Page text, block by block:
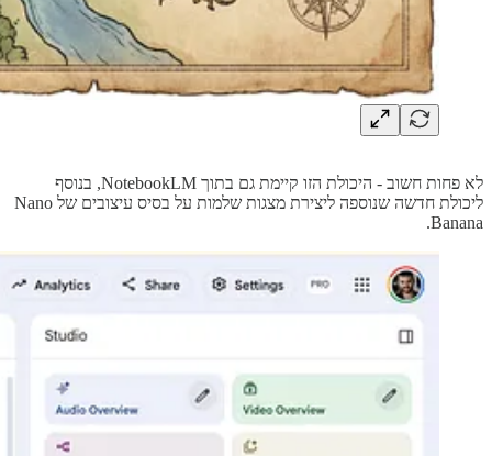
לא פחות חשוב - היכולת הזו קיימת גם בתוך NotebookLM, בנוסף
ליכולת חדשה שנוספה ליצירת מצגות שלמות על בסיס עיצובים של Nano
Banana.